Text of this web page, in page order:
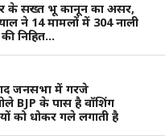
के सख्त भू कानून का असर,
ने 14 मामलों में 304 नाली
निहित…
जनसभा में गरजे
BJP के पास है वॉशिंग
को धोकर गले लगाती है